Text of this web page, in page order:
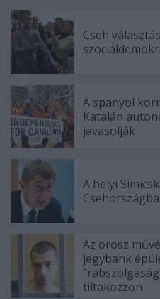
Cseh
A spanyol
Katalán
javasolják
A helyi
Az orosz
jegybank
tiltakozzon